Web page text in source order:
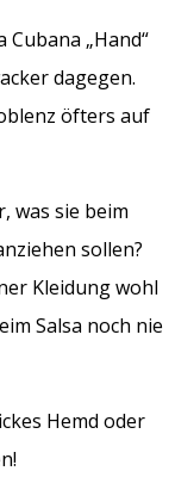
„Hand“
dagegen.
öfters auf
was sie beim
sollen?
Kleidung wohl
Salsa noch nie
Hemd oder